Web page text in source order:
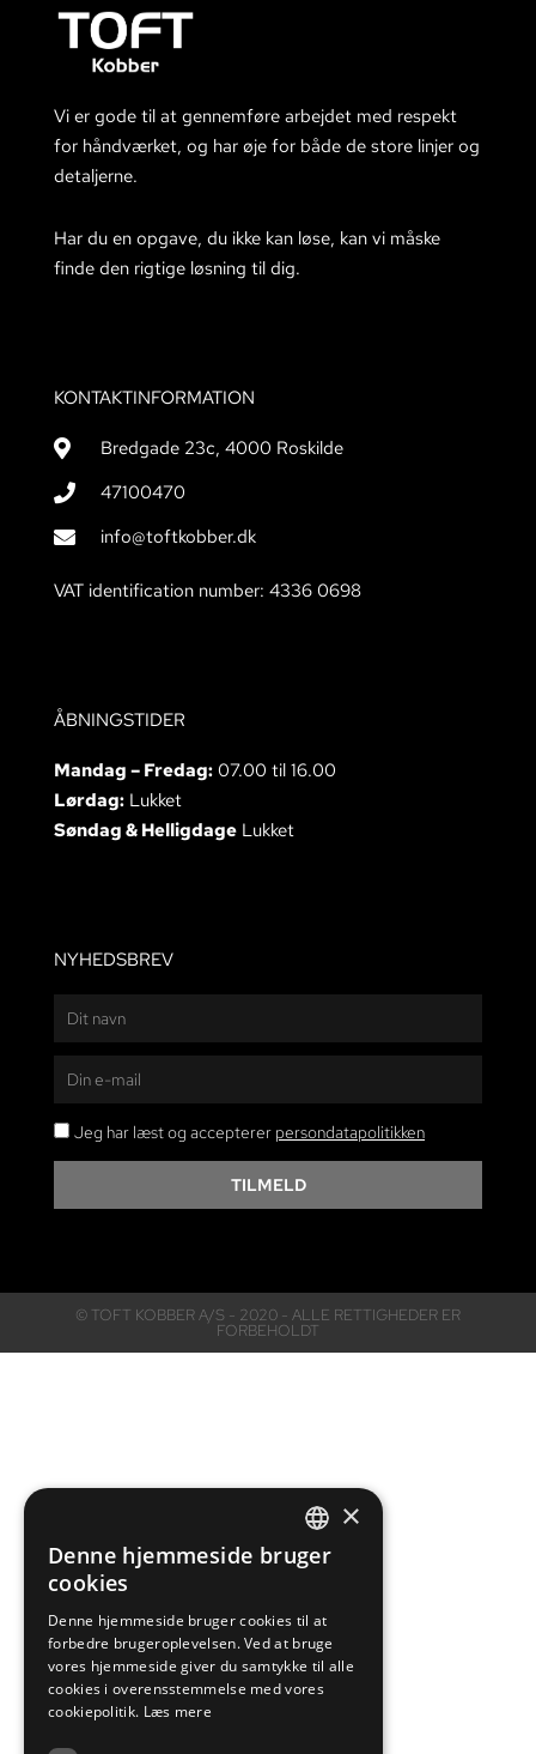
Vi er gode til at gennemføre arbejdet med respekt
for håndværket, og har øje for både de store linjer og
detaljerne.
Har du en opgave, du ikke kan løse, kan vi måske
finde den rigtige løsning til dig.
KONTAKTINFORMATION
Bredgade 23c, 4000 Roskilde
47100470
info@toftkobber.dk
VAT identification number: 4336 0698
ÅBNINGSTIDER
Mandag – Fredag:07.00 til 16.00
Lørdag: Lukket
Søndag & Helligdage Lukket
NYHEDSBREV
persondatapolitikken
Jeg har læst og accepterer persondatapolitikken
TILMELD
© TOFT KOBBER A/S - 2020 - ALLE RETTIGHEDER ER
FORBEHOLDT
DANISH
×
Denne hjemmeside bruger
cookies
Denne hjemmeside bruger cookies til at
forbedre brugeroplevelsen. Ved at bruge
vores hjemmeside giver du samtykke til alle
cookies i overensstemmelse med vores
cookiepolitik. Læs mere